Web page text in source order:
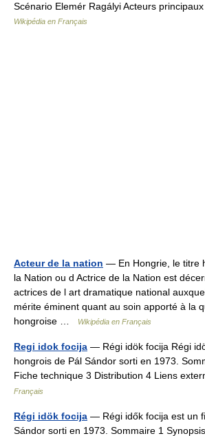
Scénario Elemér Ragályi Acteurs
Wikipédia en Français
Acteur de la nation — En Hongrie, le titre
la Nation ou d Actrice de la Nation est
actrices de l art dramatique national
mérite éminent quant au soin apporté à la
hongroise …
Wikipédia en Français
Regi idok focija — Régi idök focija Régi
hongrois de Pál Sándor sorti en 1973.
Fiche technique 3 Distribution 4 Liens
Français
Régi idök focija — Régi idők focija est un
Sándor sorti en 1973. Sommaire 1